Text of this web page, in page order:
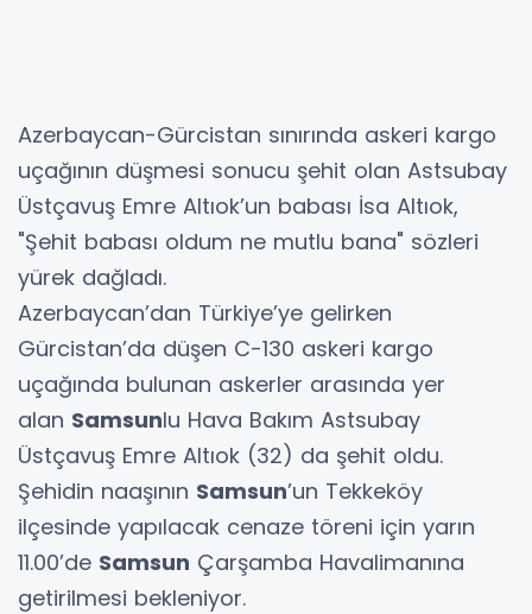
Azerbaycan-Gürcistan sınırında askeri kargo
uçağının düşmesi sonucu şehit olan Astsubay
Üstçavuş Emre Altıok’un babası İsa Altıok,
"Şehit babası oldum ne mutlu bana" sözleri
yürek dağladı.
Azerbaycan’dan Türkiye’ye gelirken
Gürcistan’da düşen C-130 askeri kargo
uçağında bulunan askerler arasında yer
alan Samsunlu Hava Bakım Astsubay
Üstçavuş Emre Altıok (32) da şehit oldu.
Şehidin naaşının Samsun’un Tekkeköy
ilçesinde yapılacak cenaze töreni için yarın
11.00’de Samsun Çarşamba Havalimanına
getirilmesi bekleniyor.